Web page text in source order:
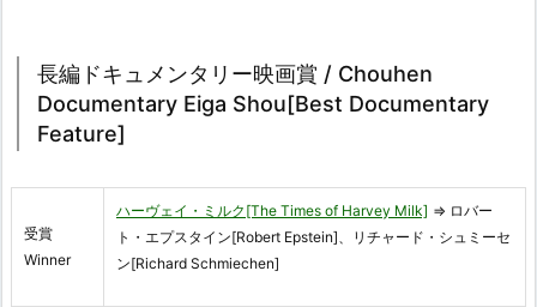
長編ドキュメンタリー映画賞 / Chouhen
Documentary Eiga Shou[Best Documentary
Feature]
受賞
Winner
ハーヴェイ・ミルク[The Times of Harvey Milk] ⇒ ロバー
ト・エプスタイン[Robert Epstein]、リチャード・シュミーセ
ン[Richard Schmiechen]